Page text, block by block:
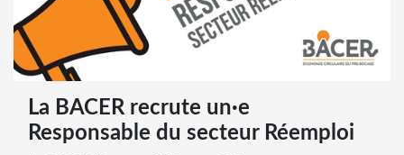
La BACER recrute un·e
Responsable du secteur Réemploi